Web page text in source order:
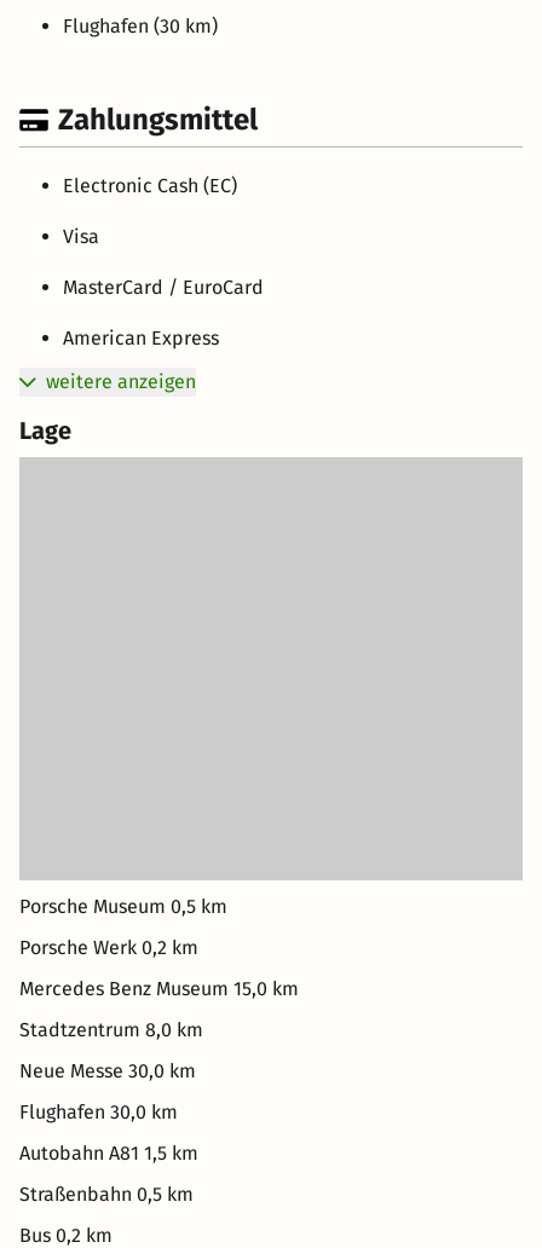
Flughafen (30 km)
Zahlungsmittel
Electronic Cash (EC)
Visa
MasterCard / EuroCard
American Express
weitere anzeigen
Lage
Porsche Museum 0,5 km
Porsche Werk 0,2 km
Mercedes Benz Museum 15,0 km
Stadtzentrum 8,0 km
Neue Messe 30,0 km
Flughafen 30,0 km
Autobahn A81 1,5 km
Straßenbahn 0,5 km
Bus 0,2 km